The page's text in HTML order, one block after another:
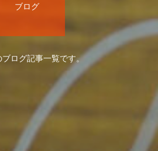
ブログ
ブログ記事一覧です。